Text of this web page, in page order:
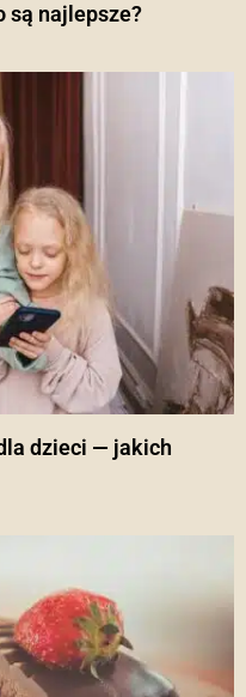
są najlepsze?
dzieci — jakich